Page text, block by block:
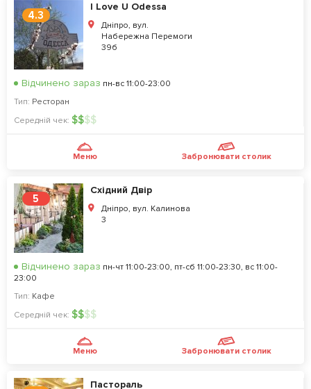
4.3
I Love U Odessa
Дніпро, вул.
Набережна Перемоги
39б
Відчинено зараз пн-вс 11:00-23:00
Тип: Ресторан
Середній чек: $$$$
Меню Забронювати столик
5
Східний Двір
Дніпро, вул. Калинова
3
Відчинено зараз пн-чт 11:00-23:00, пт-сб 11:00-23:30, вс 11:00-
23:00
Тип: Кафе
Середній чек: $$$$
Меню Забронювати столик
Пастораль